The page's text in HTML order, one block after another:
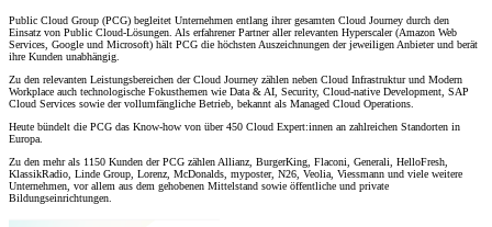
Public Cloud Group (PCG) begleitet Unternehmen entlang ihrer gesamten Cloud Journey durch den
Einsatz von Public Cloud-Lösungen. Als erfahrener Partner aller relevanten Hyperscaler (Amazon Web
Services, Google und Microsoft) hält PCG die höchsten Auszeichnungen der jeweiligen Anbieter und berät
ihre Kunden unabhängig.
Zu den relevanten Leistungsbereichen der Cloud Journey zählen neben Cloud Infrastruktur und Modern
Workplace auch technologische Fokusthemen wie Data & AI, Security, Cloud-native Development, SAP
Cloud Services sowie der vollumfängliche Betrieb, bekannt als Managed Cloud Operations.
Heute bündelt die PCG das Know-how von über 450 Cloud Expert:innen an zahlreichen Standorten in
Europa.
Zu den mehr als 1150 Kunden der PCG zählen Allianz, BurgerKing, Flaconi, Generali, HelloFresh,
KlassikRadio, Linde Group, Lorenz, McDonalds, myposter, N26, Veolia, Viessmann und viele weitere
Unternehmen, vor allem aus dem gehobenen Mittelstand sowie öffentliche und private
Bildungseinrichtungen.